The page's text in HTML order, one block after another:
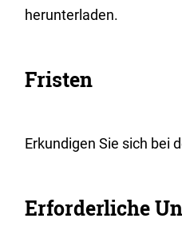
herunterladen.
Fristen
Erkundigen Sie sich bei
Erforderliche